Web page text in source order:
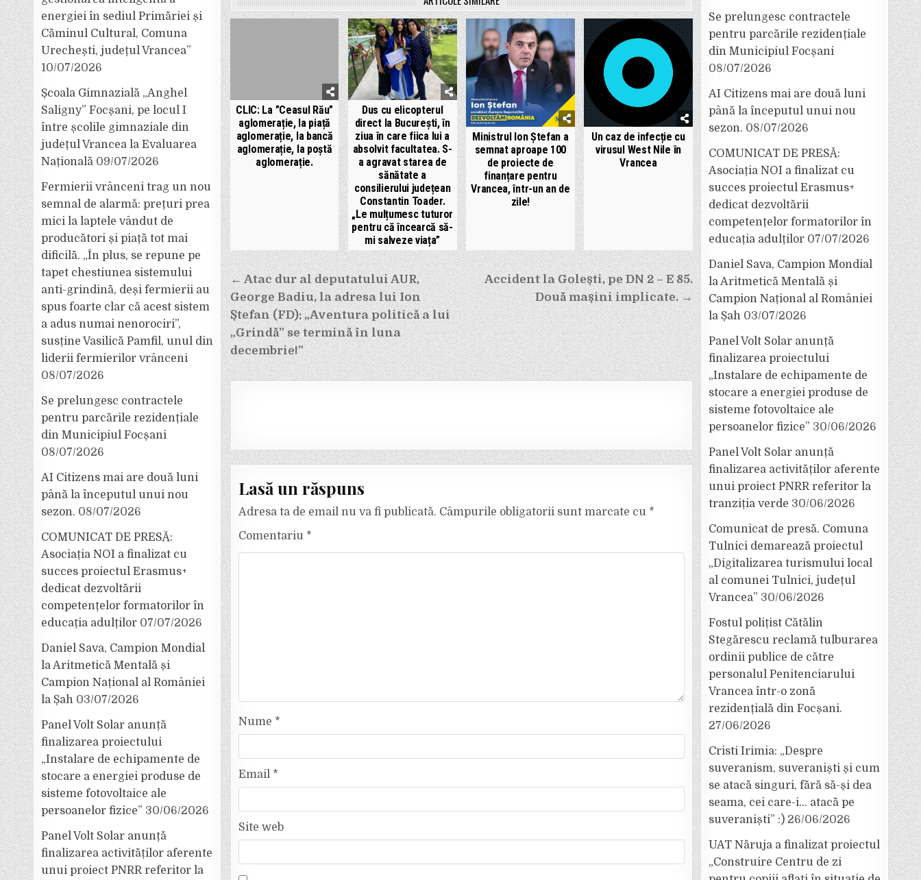
CLIC: La ”Ceasul Rău”
aglomerație, la piață
aglomerație, la bancă
aglomerație, la poștă
aglomerație.
Dus cu elicopterul
direct la București, în
ziua în care fiica lui a
absolvit facultatea. S-
a agravat starea de
sănătate a
consilierului județean
Constantin Toader.
„Le mulțumesc tuturor
pentru că încearcă să-
mi salveze viața”
Ministrul Ion Ștefan a
semnat aproape 100
de proiecte de
finanțare pentru
Vrancea, într-un an de
zile!
Un caz de infecție cu
virusul West Nile în
Vrancea
Navigare
în
articole
Accident la Golești, pe DN 2 – E 85.
Două mașini implicate. →
← Atac dur al deputatului AUR,
George Badiu, la adresa lui Ion
Ștefan (FD): „Aventura politică a lui
„Grindă” se termină în luna
decembrie!”
Lasă un răspuns
Adresa ta de email nu va fi publicată. Câmpurile obligatorii sunt marcate cu *
Comentariu *
Nume *
Email *
Site web
energiei în sediul Primăriei și
Căminul Cultural, Comuna
Urechești, județul Vrancea”
10/07/2026
Școala Gimnazială „Anghel
Saligny” Focșani, pe locul I
între școlile gimnaziale din
județul Vrancea la Evaluarea
Națională 09/07/2026
Fermierii vrânceni trag un nou
semnal de alarmă: prețuri prea
mici la laptele vândut de
producători și piață tot mai
dificilă. „În plus, se repune pe
tapet chestiunea sistemului
anti-grindină, deși fermierii au
spus foarte clar că acest sistem
a adus numai nenorociri”,
susține Vasilică Pamfil, unul din
liderii fermierilor vrânceni
08/07/2026
Se prelungesc contractele
pentru parcările rezidențiale
din Municipiul Focșani
08/07/2026
AI Citizens mai are două luni
până la începutul unui nou
sezon. 08/07/2026
COMUNICAT DE PRESĂ:
Asociația NOI a finalizat cu
succes proiectul Erasmus+
dedicat dezvoltării
competențelor formatorilor în
educația adulților 07/07/2026
Daniel Sava, Campion Mondial
la Aritmetică Mentală și
Campion Național al României
la Șah 03/07/2026
Panel Volt Solar anunță
finalizarea proiectului
„Instalare de echipamente de
stocare a energiei produse de
sisteme fotovoltaice ale
persoanelor fizice” 30/06/2026
Panel Volt Solar anunță
finalizarea activităților aferente
unui proiect PNRR referitor la
Se prelungesc contractele
pentru parcările rezidențiale
din Municipiul Focșani
08/07/2026
AI Citizens mai are două luni
până la începutul unui nou
sezon. 08/07/2026
COMUNICAT DE PRESĂ:
Asociația NOI a finalizat cu
succes proiectul Erasmus+
dedicat dezvoltării
competențelor formatorilor în
educația adulților 07/07/2026
Daniel Sava, Campion Mondial
la Aritmetică Mentală și
Campion Național al României
la Șah 03/07/2026
Panel Volt Solar anunță
finalizarea proiectului
„Instalare de echipamente de
stocare a energiei produse de
sisteme fotovoltaice ale
persoanelor fizice” 30/06/2026
Panel Volt Solar anunță
finalizarea activităților aferente
unui proiect PNRR referitor la
tranziția verde 30/06/2026
Comunicat de presă. Comuna
Tulnici demarează proiectul
„Digitalizarea turismului local
al comunei Tulnici, județul
Vrancea” 30/06/2026
Fostul polițist Cătălin
Stegărescu reclamă tulburarea
ordinii publice de către
personalul Penitenciarului
Vrancea într-o zonă
rezidențială din Focșani.
27/06/2026
Cristi Irimia: „Despre
suveranism, suveraniști și cum
se atacă singuri, fără să-și dea
seama, cei care-i… atacă pe
suveraniști” :) 26/06/2026
UAT Năruja a finalizat proiectul
„Construire Centru de zi